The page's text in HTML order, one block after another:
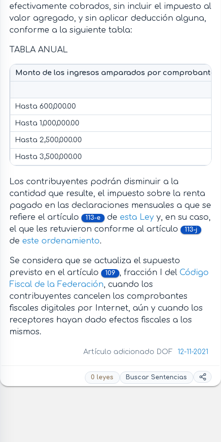
efectivamente cobrados, sin incluir el impuesto al
valor agregado, y sin aplicar deducción alguna,
conforme a la siguiente tabla:
TABLA ANUAL
Monto de los ingresos amparados por
Hasta 600,000.00
Hasta 1,000,000.00
Hasta 2,500,000.00
Hasta 3,500,000.00
Los contribuyentes podrán disminuir a la
cantidad que resulte, el impuesto sobre la renta
pagado en las declaraciones mensuales a que se
refiere el artículo
113-e de esta Leyy, en su caso,
el que les retuvieron conforme al artículo
113-j
de este ordenamiento.
Se considera que se actualiza el supuesto
previsto en el artículo
109 , fracción I del Código
Fiscal de la Federación, cuando los
contribuyentes cancelen los comprobantes
fiscales digitales por Internet, aún y cuando los
receptores hayan dado efectos fiscales a los
mismos.
Artículo adicionado DOF 12-11-2021
0 leyes Buscar Sentencias